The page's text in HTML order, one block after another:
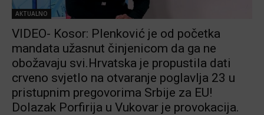
AKTUALNO
VIDEO- Kosor: Plenković je od početka
mandata užasnut činjenicom da ga ne
obožavaju svi.Hrvatska je propustila dati
crveno svjetlo na otvaranje poglavlja 23 u
pristupnim pregovorima Srbije za EU!
Dolazak Porfirija u Vukovar je provokacija.